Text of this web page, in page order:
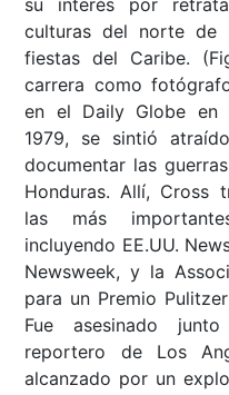
culturas del norte de
fiestas del Caribe.
carrera como
en el Daily Globe en
1979, se sintió
documentar las
Honduras. Allí, Cross
las más
incluyendo EE.UU.
Newsweek, y la
para un Premio
Fue asesinado
reportero de Los
alcanzado por un